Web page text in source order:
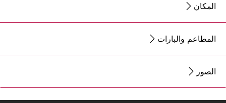
المكان
المطاعم والبارات
الصور